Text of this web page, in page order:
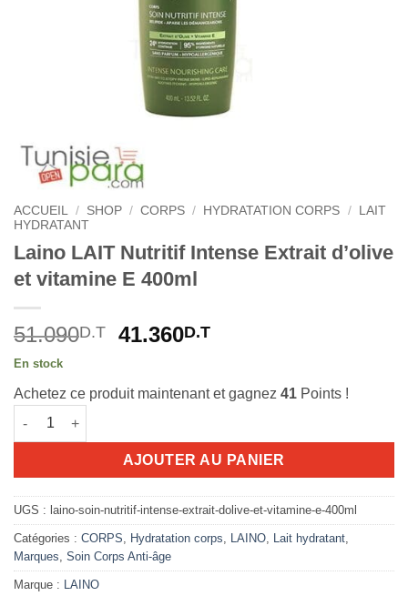
ACCUEIL / SHOP / CORPS / HYDRATATION CORPS /
LAIT
HYDRATANT
Laino LAIT Nutritif Intense Extrait d’olive
et vitamine E 400ml
51.090D.T
Le
était :
41.360D.TLe
est :
En stock
Achetez ce produit maintenant et gagnez 41 Points !
quantité de Laino LAIT Nutritif Intense Extrait d'olive et
AJOUTER AU PANIER
UGS : laino-soin-nutritif-intense-extrait-dolive-et-vitamine-e-400ml
Catégories : CORPS, Hydratation corps, LAINO, Lait hydratant,
Marques, Soin Corps Anti-âge
Marque : LAINO